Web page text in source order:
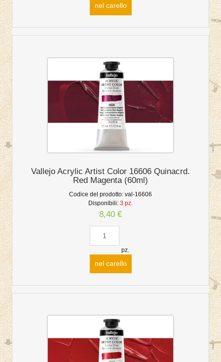
nel carello
Vallejo Acrylic Artist Color 16606 Quinacrd.
Red Magenta (60ml)
Codice del prodotto: val-16606
Disponibili: 3 pz.
8,40 €
pz.
nel carello